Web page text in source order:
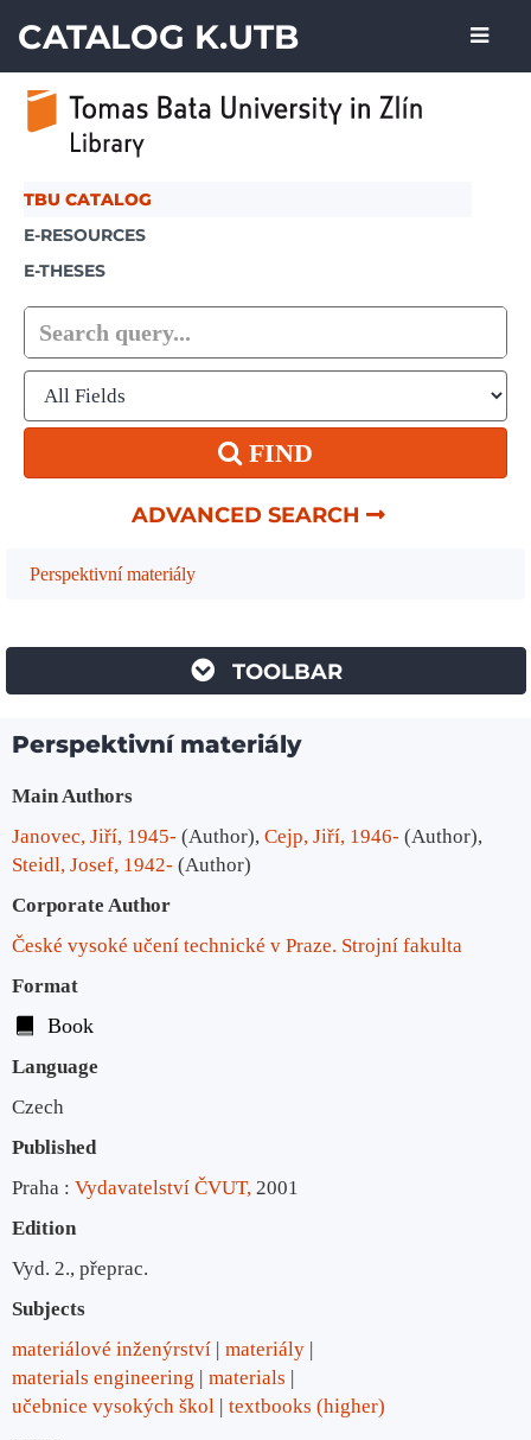
CATALOG K.UTB
TBU CATALOG
E-RESOURCES
E-THESES
FIND
ADVANCED SEARCH
Perspektivní materiály
TOOLBAR
Perspektivní materiály
Bibliographic Details
Main Authors
Janovec, Jiří, 1945- (Author), Cejp, Jiří, 1946- (Author),
Steidl, Josef, 1942- (Author)
Corporate Author
České vysoké učení technické v Praze. Strojní fakulta
Format
Book
Language
Czech
Published
Praha : Vydavatelství ČVUT, 2001
Edition
Vyd. 2., přeprac.
Subjects
materiálové inženýrství
materiály
materials engineering
materials
učebnice vysokých škol
textbooks (higher)